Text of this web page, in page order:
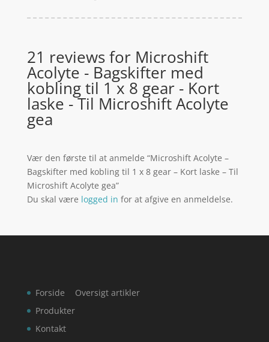
21 reviews for Microshift
Acolyte - Bagskifter med
kobling til 1 x 8 gear - Kort
laske - Til Microshift Acolyte
gea
Vær den første til at anmelde “Microshift Acolyte –
Bagskifter med kobling til 1 x 8 gear – Kort laske – Til
Microshift Acolyte gea”
Du skal være logged in for at afgive en anmeldelse.
Forside
Produkter
Kontakt
Oversigt artikler